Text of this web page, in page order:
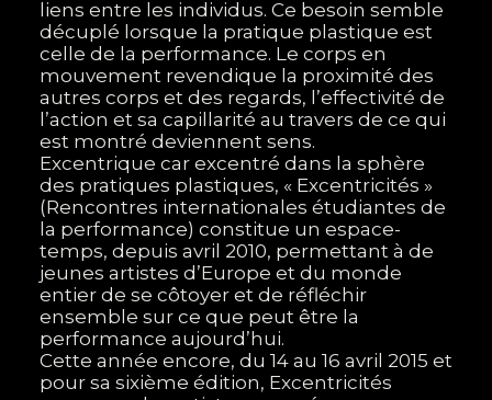
liens entre les individus. Ce besoin semble
décuplé lorsque la pratique plastique est
celle de la performance. Le corps en
mouvement revendique la proximité des
autres corps et des regards, l’effectivité de
l’action et sa capillarité au travers de ce qui
est montré deviennent sens.
Excentrique car excentré dans la sphère
des pratiques plastiques, « Excentricités »
(Rencontres internationales étudiantes de
la performance) constitue un espace-
temps, depuis avril 2010, permettant à de
jeunes artistes d’Europe et du monde
entier de se côtoyer et de réfléchir
ensemble sur ce que peut être la
performance aujourd’hui.
Cette année encore, du 14 au 16 avril 2015 et
pour sa sixième édition, Excentricités